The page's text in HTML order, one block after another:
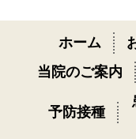
ホーム
当院のご案内
予防接種